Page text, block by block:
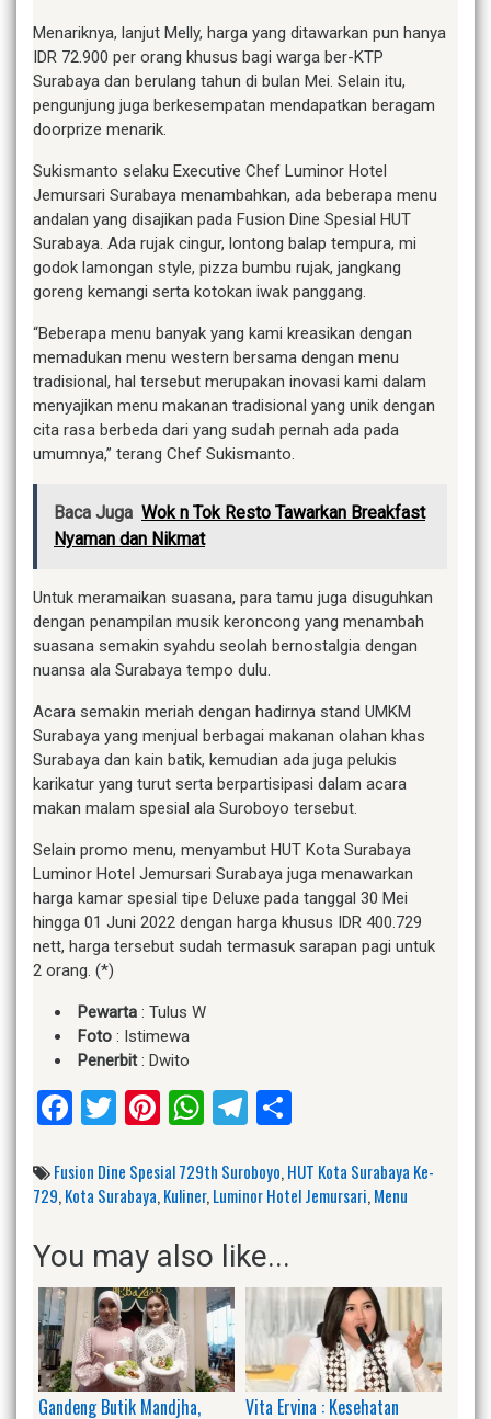
Menariknya, lanjut Melly, harga yang ditawarkan pun hanya
IDR 72.900 per orang khusus bagi warga ber-KTP
Surabaya dan berulang tahun di bulan Mei. Selain itu,
pengunjung juga berkesempatan mendapatkan beragam
doorprize menarik.
Sukismanto selaku Executive Chef Luminor Hotel
Jemursari Surabaya menambahkan, ada beberapa menu
andalan yang disajikan pada Fusion Dine Spesial HUT
Surabaya. Ada rujak cingur, lontong balap tempura, mi
godok lamongan style, pizza bumbu rujak, jangkang
goreng kemangi serta kotokan iwak panggang.
“Beberapa menu banyak yang kami kreasikan dengan
memadukan menu western bersama dengan menu
tradisional, hal tersebut merupakan inovasi kami dalam
menyajikan menu makanan tradisional yang unik dengan
cita rasa berbeda dari yang sudah pernah ada pada
umumnya,” terang Chef Sukismanto.
Baca Juga Wok n Tok Resto Tawarkan Breakfast
Nyaman dan Nikmat
Untuk meramaikan suasana, para tamu juga disuguhkan
dengan penampilan musik keroncong yang menambah
suasana semakin syahdu seolah bernostalgia dengan
nuansa ala Surabaya tempo dulu.
Acara semakin meriah dengan hadirnya stand UMKM
Surabaya yang menjual berbagai makanan olahan khas
Surabaya dan kain batik, kemudian ada juga pelukis
karikatur yang turut serta berpartisipasi dalam acara
makan malam spesial ala Suroboyo tersebut.
Selain promo menu, menyambut HUT Kota Surabaya
Luminor Hotel Jemursari Surabaya juga menawarkan
harga kamar spesial tipe Deluxe pada tanggal 30 Mei
hingga 01 Juni 2022 dengan harga khusus IDR 400.729
nett, harga tersebut sudah termasuk sarapan pagi untuk
2 orang. (*)
Pewarta : Tulus W
Foto : Istimewa
Penerbit: Dwito
Facebook
Twitter
Pinterest
WhatsApp
Telegram
Fusion Dine Spesial 729th Suroboyo,HUT Kota Surabaya Ke-
729,Kota Surabaya,Kuliner,Luminor Hotel Jemursari,Menu
You may also like...
Gandeng Butik Mandjha, Vita Ervina : Kesehatan